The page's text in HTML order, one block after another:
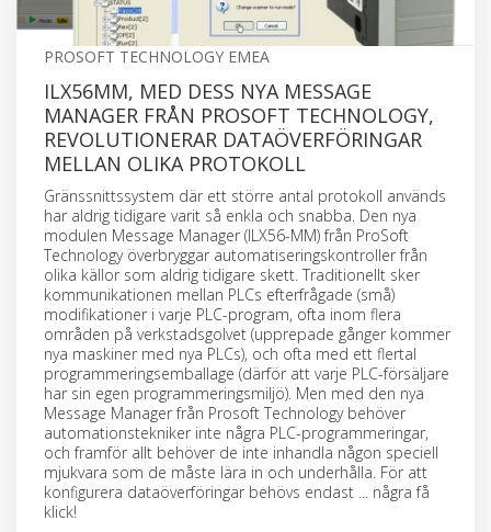
PROSOFT TECHNOLOGY EMEA
ILX56MM, MED DESS NYA MESSAGE
MANAGER FRÅN PROSOFT TECHNOLOGY,
REVOLUTIONERAR DATAÖVERFÖRINGAR
MELLAN OLIKA PROTOKOLL
Gränssnittssystem där ett större antal protokoll används
har aldrig tidigare varit så enkla och snabba. Den nya
modulen Message Manager (ILX56-MM) från ProSoft
Technology överbryggar automatiseringskontroller från
olika källor som aldrig tidigare skett. Traditionellt sker
kommunikationen mellan PLCs efterfrågade (små)
modifikationer i varje PLC-program, ofta inom flera
områden på verkstadsgolvet (upprepade gånger kommer
nya maskiner med nya PLCs), och ofta med ett flertal
programmeringsemballage (därför att varje PLC-försäljare
har sin egen programmeringsmiljö). Men med den nya
Message Manager från Prosoft Technology behöver
automationstekniker inte några PLC-programmeringar,
och framför allt behöver de inte inhandla någon speciell
mjukvara som de måste lära in och underhålla. För att
konfigurera dataöverföringar behövs endast ... några få
klick!